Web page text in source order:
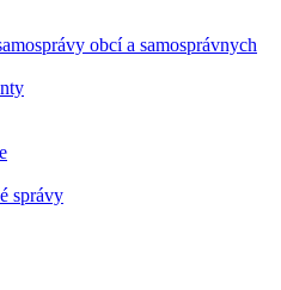
obcí a samosprávnych
správy